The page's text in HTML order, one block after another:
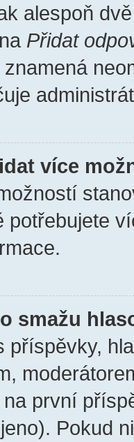
alespoň
Přidat
více
potřebujete
smažu
příspěvky,
první
Pokud